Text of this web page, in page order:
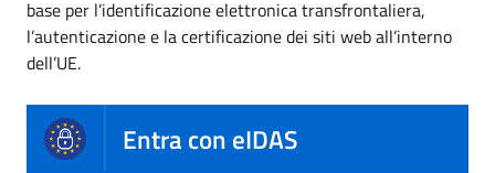
base per l’identificazione elettronica transfrontaliera,
l’autenticazione e la certificazione dei siti web all’interno
dell’UE.
Entra con eIDAS